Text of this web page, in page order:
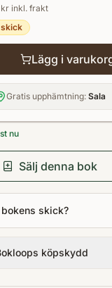
Naruto, alla vill
inkl. frakt
Lägg i
Gratis upphämtning: Sala
nu
Sälj denna bok
skick?
köpskydd